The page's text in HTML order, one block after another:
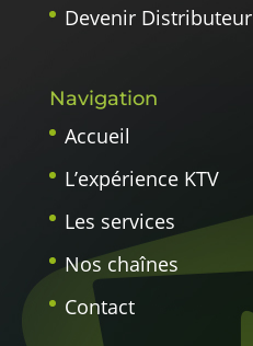
Devenir Distributeur
Navigation
Accueil
L’expérience KTV
Les services
Nos chaînes
Contact